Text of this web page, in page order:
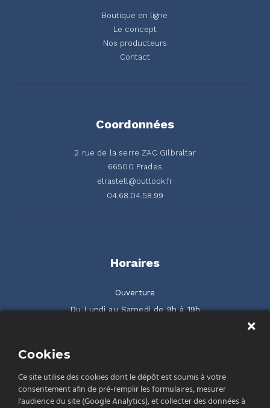
Boutique en ligne
Le concept
Nos producteurs
Contact
Coordonnées
2 rue de la serre ZAC Gilbraltar
66500 Prades
elrastell@outlook.fr
04.68.04.58.99
Horaires
Ouverture
Du Lundi au Samedi de 9h à 19h
Cookies
Ce site utilise des cookies dont le dépôt est soumis à votre
consentement afin de pré-remplir les formulaires, mesurer
l'audience du site (Google Analytics), et collecter des données à